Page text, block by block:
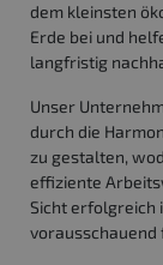
dem kleinsten
Erde bei und
langfristig
Unser
durch die
zu gestalten,
effiziente
Sicht erfolgreich
vorausschauend